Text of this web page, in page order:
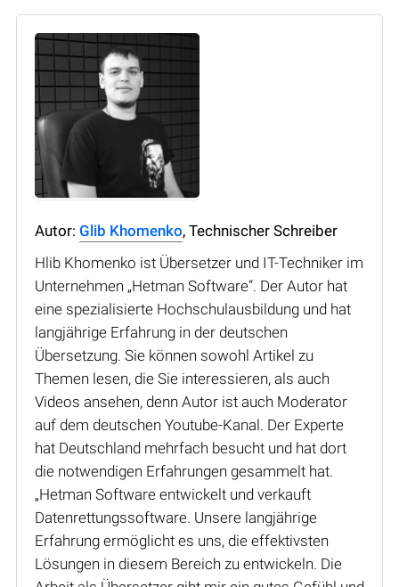
Autor: Glib Khomenko, Technischer Schreiber
Hlib Khomenko ist Übersetzer und IT-Techniker im
Unternehmen „Hetman Software“. Der Autor hat
eine spezialisierte Hochschulausbildung und hat
langjährige Erfahrung in der deutschen
Übersetzung. Sie können sowohl Artikel zu
Themen lesen, die Sie interessieren, als auch
Videos ansehen, denn Autor ist auch Moderator
auf dem deutschen Youtube-Kanal. Der Experte
hat Deutschland mehrfach besucht und hat dort
die notwendigen Erfahrungen gesammelt hat.
„Hetman Software entwickelt und verkauft
Datenrettungssoftware. Unsere langjährige
Erfahrung ermöglicht es uns, die effektivsten
Lösungen in diesem Bereich zu entwickeln. Die